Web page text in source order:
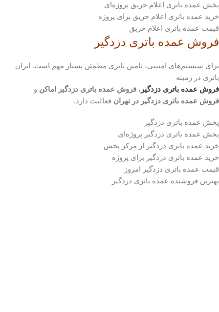
پخش عمده باتری اعلام حریق پروژه‌ای
خرید عمده باتری اعلام حریق برای پروژه
قیمت عمده باتری اعلام حریق
فروش عمده باتری دزدگیر
برای سیستم‌های امنیتی، تامین باتری مطمئن بسیار مهم است. ایران
باتری در زمینه
فروش عمده باتری دزدگیر ، فروش عمده باتری دزدگیر اماکن و
فروش عمده باتری دزدگیر در تهران فعالیت دارد.
پخش عمده باتری دزدگیر
پخش عمده باتری دزدگیر پروژه‌ای
خرید عمده باتری دزدگیر از مرکز پخش
خرید عمده باتری دزدگیر برای پروژه
قیمت عمده باتری دزدگیر امروز
بهترین فروشنده عمده باتری دزدگیر